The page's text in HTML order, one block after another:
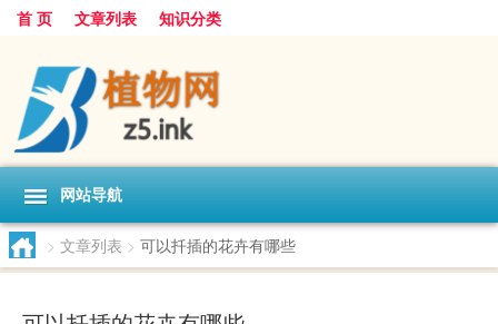
首 页 文章列表 知识分类
网站导航
> 文章列表 > 可以扦插的花卉有哪些